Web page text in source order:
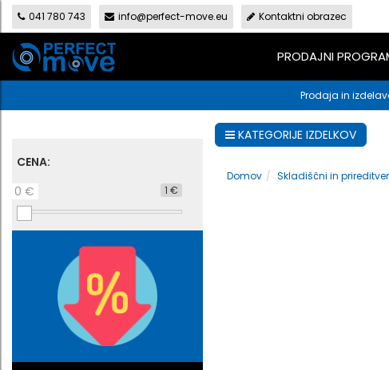
041 780 743 info@perfect-move.eu Kontaktni obrazec
PRODAJNI
Prodaja in
CENA:
1 €
0 €
KATEGORIJE IZDELKOV
Domov Skladiščni in